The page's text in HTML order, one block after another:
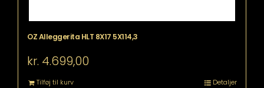
OZ Alleggerita HLT 8X17 5X114,3
kr. 4.699,00
Tilføj til kurv Detaljer